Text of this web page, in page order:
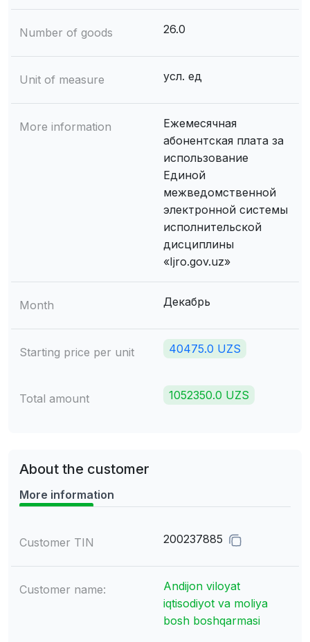
Number of goods 26.0
Unit of measure усл. ед
More information
Ежемесячная
абонентская плата за
использование
Единой
межведомственной
электронной системы
исполнительской
дисциплины
«Ijro.gov.uz»
Month Декабрь
Starting price per unit 40475.0 UZS
Total amount 1052350.0 UZS
About the customer
More information
Customer TIN 200237885
Customer name:
Andijon viloyat
iqtisodiyot va moliya
bosh boshqarmasi